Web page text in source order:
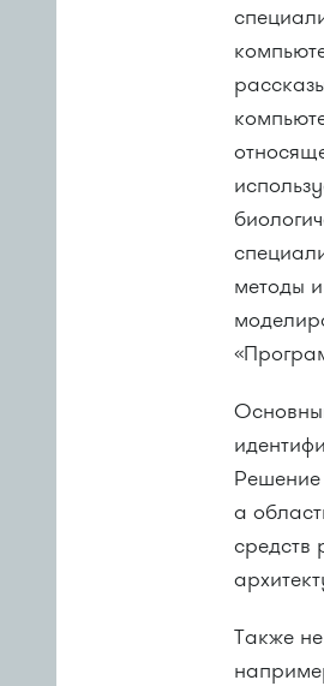
методы
Решение
а
средств
Также